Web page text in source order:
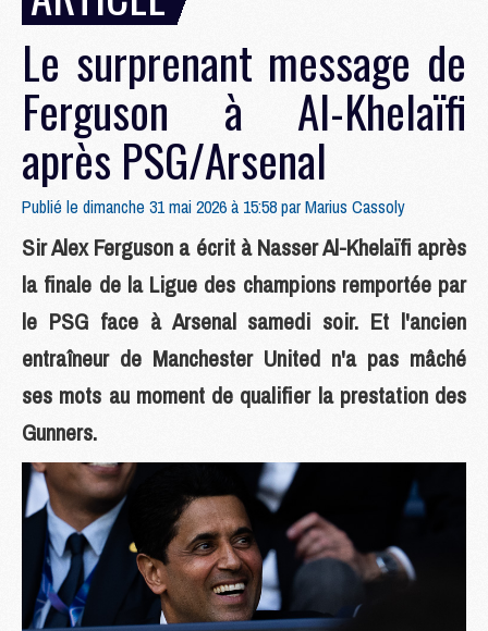
Le surprenant message de
Ferguson à Al-Khelaïfi
après PSG/Arsenal
Publié le dimanche 31 mai 2026 à 15:58 parMarius Cassoly
Sir Alex Ferguson a écrit à Nasser Al-Khelaïfi après
la finale de la Ligue des champions remportée par
le PSG face à Arsenal samedi soir. Et l'ancien
entraîneur de Manchester United n'a pas mâché
ses mots au moment de qualifier la prestation des
Gunners.